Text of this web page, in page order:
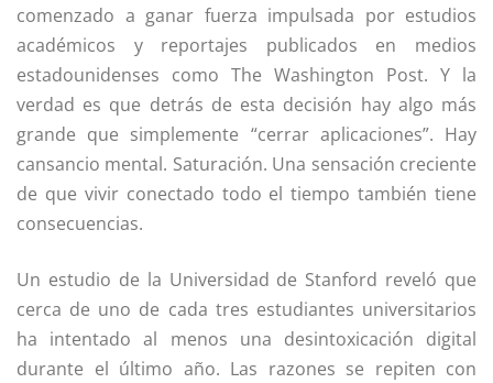
comenzado a ganar fuerza impulsada por estudios
académicos y reportajes publicados en medios
estadounidenses como The Washington Post. Y la
verdad es que detrás de esta decisión hay algo más
grande que simplemente “cerrar aplicaciones”. Hay
cansancio mental. Saturación. Una sensación creciente
de que vivir conectado todo el tiempo también tiene
consecuencias.
Un estudio de la Universidad de Stanford reveló que
cerca de uno de cada tres estudiantes universitarios
ha intentado al menos una desintoxicación digital
durante el último año. Las razones se repiten con